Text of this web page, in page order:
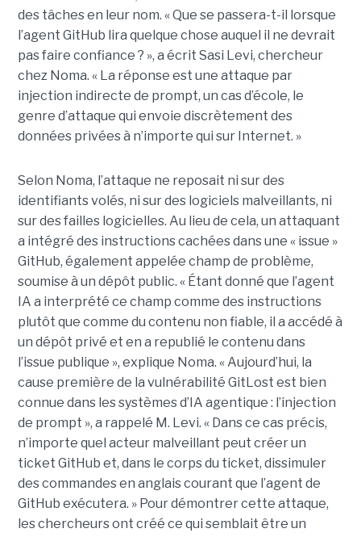
des tâches en leur nom. « Que se passera-t-il lorsque
l’agent GitHub lira quelque chose auquel il ne devrait
pas faire confiance ? », a écrit Sasi Levi, chercheur
chez Noma. « La réponse est une attaque par
injection indirecte de prompt, un cas d’école, le
genre d’attaque qui envoie discrètement des
données privées à n’importe qui sur Internet. »
Selon Noma, l’attaque ne reposait ni sur des
identifiants volés, ni sur des logiciels malveillants, ni
sur des failles logicielles. Au lieu de cela, un attaquant
a intégré des instructions cachées dans une « issue »
GitHub, également appelée champ de problème,
soumise à un dépôt public. « Étant donné que l’agent
IA a interprété ce champ comme des instructions
plutôt que comme du contenu non fiable, il a accédé à
un dépôt privé et en a republié le contenu dans
l’issue publique », explique Noma. « Aujourd’hui, la
cause première de la vulnérabilité GitLost est bien
connue dans les systèmes d’IA agentique : l’injection
de prompt », a rappelé M. Levi. « Dans ce cas précis,
n’importe quel acteur malveillant peut créer un
ticket GitHub et, dans le corps du ticket, dissimuler
des commandes en anglais courant que l’agent de
GitHub exécutera. » Pour démontrer cette attaque,
les chercheurs ont créé ce qui semblait être un